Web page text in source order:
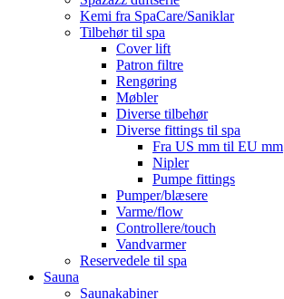
Kemi fra SpaCare/Saniklar
Tilbehør til spa
Cover lift
Patron filtre
Rengøring
Møbler
Diverse tilbehør
Diverse fittings til spa
Fra US mm til EU mm
Nipler
Pumpe fittings
Pumper/blæsere
Varme/flow
Controllere/touch
Vandvarmer
Reservedele til spa
Sauna
Saunakabiner